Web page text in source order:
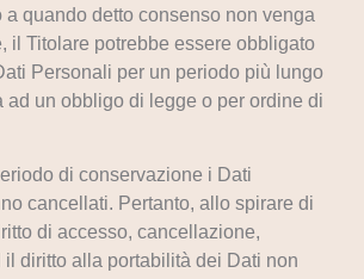
a quando detto consenso non venga
il Titolare potrebbe essere obbligato
Personali per un periodo più lungo
ad un obbligo di legge o per ordine di
di conservazione i Dati
cancellati. Pertanto, allo spirare di
di accesso, cancellazione,
il diritto alla portabilità dei Dati non